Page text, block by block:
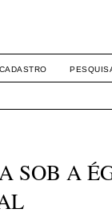
CADASTRO
SOB A